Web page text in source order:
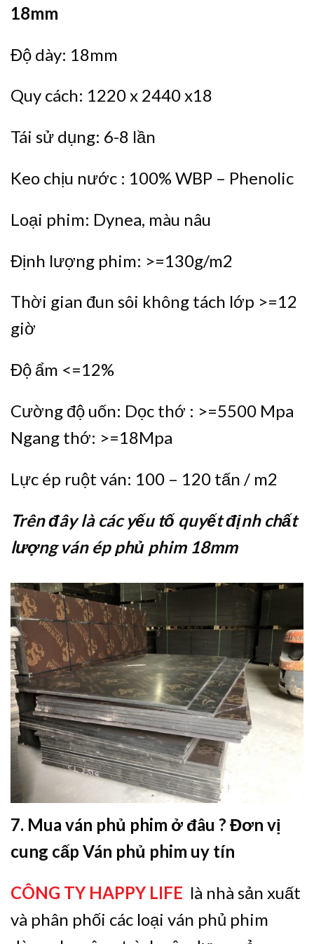
18mm
Độ dày: 18mm
Quy cách: 1220 x 2440 x18
Tái sử dụng: 6-8 lần
Keo chịu nước : 100% WBP – Phenolic
Loại phim: Dynea, màu nâu
Định lượng phim: >=130g/m2
Thời gian đun sôi không tách lớp >=12
giờ
Độ ẩm <=12%
Cường độ uốn: Dọc thớ : >=5500 Mpa
Ngang thớ: >=18Mpa
Lực ép ruột ván: 100 – 120 tấn / m2
Trên đây là các yếu tố quyết định chất
lượng ván ép phủ phim 18mm
7. Mua ván phủ phim ở đâu ? Đơn vị
cung cấp Ván phủ phim uy tín
CÔNG TY HAPPY LIFE là nhà sản xuất
và phân phối các loại ván phủ phim